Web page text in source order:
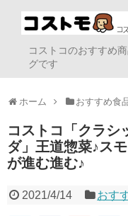
コストコのおすすめ
グです
ホーム おすすめ食
コストコ「クラシ
ダ」王道惣菜♪ス
が進む進む♪
2021/4/14 おす